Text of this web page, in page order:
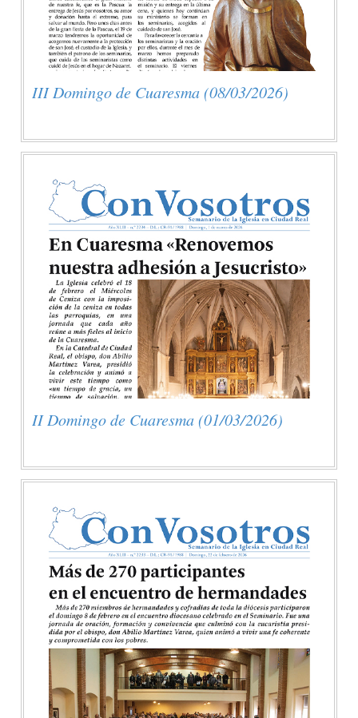
III Domingo de Cuaresma (08/03/2026)
II Domingo de Cuaresma (01/03/2026)